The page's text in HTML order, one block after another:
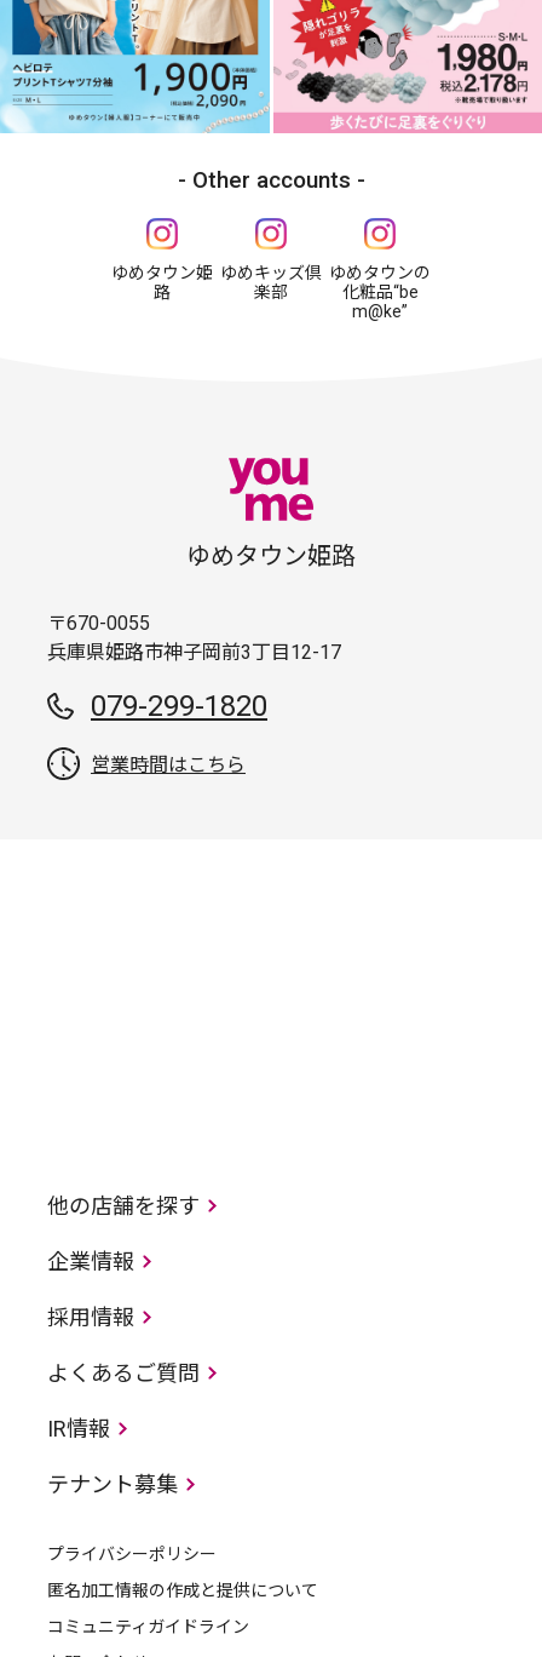
Other accounts
ゆめタウン姫
路
ゆめキッズ倶
楽部
ゆめタウンの
化粧品“be
m@ke”
ゆめタウン姫路
〒670-0055
兵庫県姫路市神子岡前3丁目12-17
079-299-1820
営業時間はこちら
他の店舗を探す
企業情報
採用情報
よくあるご質問
IR情報
テナント募集
プライバシーポリシー
匿名加工情報の作成と提供について
コミュニティガイドライン